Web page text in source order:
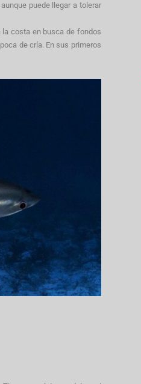
puede llegar a tolerar
la costa en busca de fondos
de cría. En sus primeros